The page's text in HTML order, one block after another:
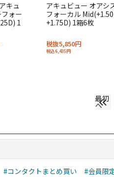
キュ
ォー
1
アキュビュー オアシ
フォーカル
+1.75D) 1箱6枚
税抜5,850円
税込6,435円
最初
へ
#コンタクトまとめ買い #会員限